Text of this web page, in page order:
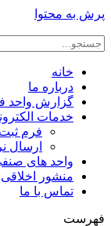
پرش به محتوا
خانه
درباره ما
گزارش واحد
خدمات
فرم
ارسال
واحد های
منشور اخلاقی
تماس با ما
فهرست